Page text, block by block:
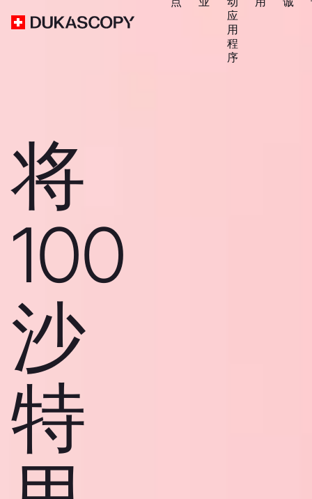
应
用
程
序
将
100
沙
特